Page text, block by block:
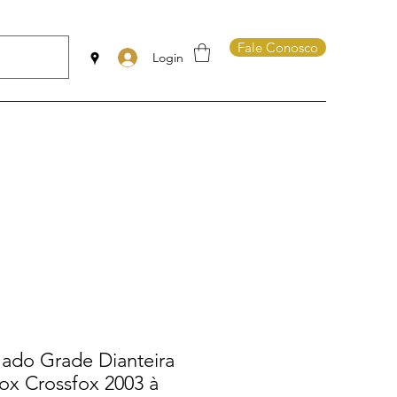
Login
Fale Conosco
Grade Dianteira
Crossfox 2003 à